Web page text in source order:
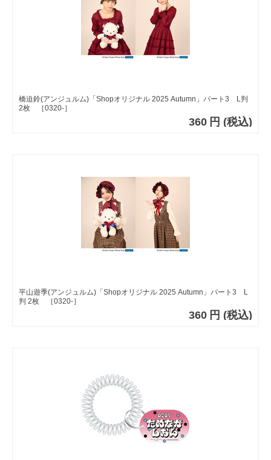
橋迫鈴(アンジュルム)「Shopオリジナル 2025 Autumn」パート3 L判
2枚 ［0320-］
360 円 (税込)
平山遊季(アンジュルム)「Shopオリジナル 2025 Autumn」パート3 L
判 2枚 ［0320-］
360 円 (税込)